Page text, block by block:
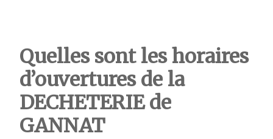
Quelles sont les horaires
d’ouvertures de la
DECHETERIE de
GANNAT